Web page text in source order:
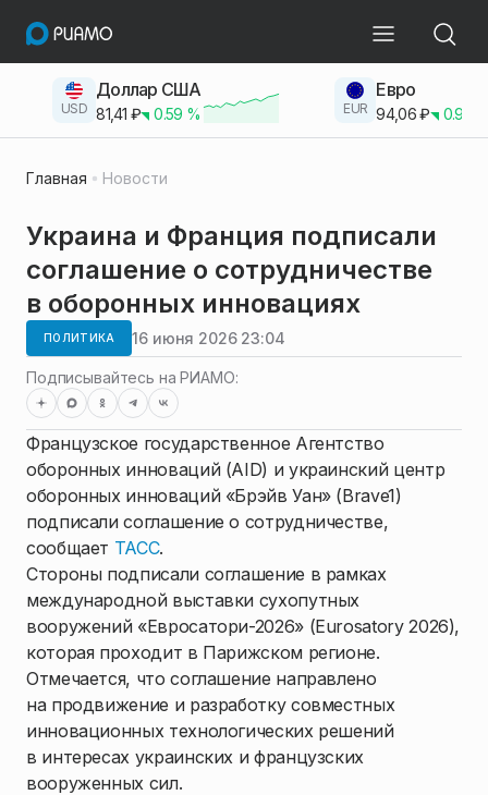
USD
Доллар США
81,41 ₽ 0.59 % EUR
Евро
94,06₽ 0.93
Главная Новости
Украина и Франция подписали
соглашение о сотрудничестве
в оборонных инновациях
ПОЛИТИКА 16 июня 2026 23:04
Подписывайтесь на РИАМО:
Французское государственное Агентство
оборонных инноваций (AID) и украинский центр
оборонных инноваций «Брэйв Уан» (Brave1)
подписали соглашение о сотрудничестве,
сообщает ТАСС.
Стороны подписали соглашение в рамках
международной выставки сухопутных
вооружений «Евросатори-2026» (Eurosatory 2026),
которая проходит в Парижском регионе.
Отмечается, что соглашение направлено
на продвижение и разработку совместных
инновационных технологических решений
в интересах украинских и французских
вооруженных сил.